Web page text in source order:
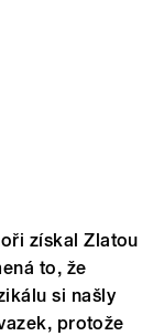
získal Zlatou
to, že
si našly
protože